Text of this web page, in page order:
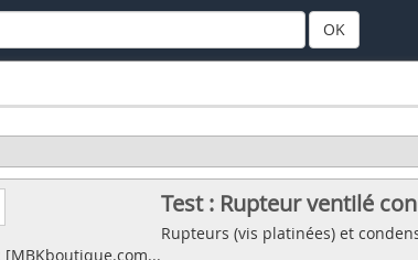
OK
Test : Rupteur ventilé
Rupteurs (vis platinées) et